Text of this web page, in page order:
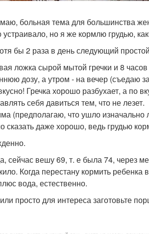
больная тема для большинства
устраивало, но я же кормлю грудью,
бы 2 раза в день следующий
ложка сырой мытой гречки и 8
дозу, а утром - на вечер (съедаю
Гречка хорошо разбухает, а по
себя давиться тем, что не лезет.
(предполагаю, что ушло изначально
сказать даже хорошо, ведь грудью
сейчас вешу 69, т. е была 74, через
Когда перестану кормить ребенка
вода, естественно.
просто для интереса заготовьте